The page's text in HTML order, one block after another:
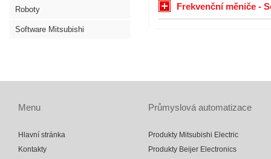
Roboty
Software Mitsubishi
Frekvenční měniče -
Menu
Hlavní stránka
Kontakty
Průmyslová automatizace
Produkty Mitsubishi Electric
Produkty Beijer Electronics